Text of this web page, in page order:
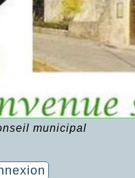
municipal